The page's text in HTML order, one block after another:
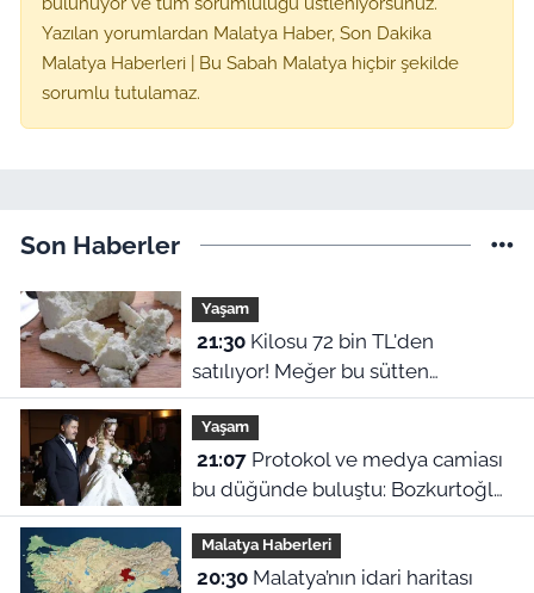
Yazılan yorumlardan Malatya Haber, Son Dakika
Malatya Haberleri | Bu Sabah Malatya hiçbir şekilde
sorumlu tutulamaz.
Son Haberler
Yaşam
21:30Kilosu 72 bin TL'den
satılıyor! Meğer bu sütten
yapılıyormuş
Yaşam
21:07Protokol ve medya camiası
bu düğünde buluştu: Bozkurtoğlu
ailesinin mutlu günü
Malatya Haberleri
20:30Malatya’nın idari haritası